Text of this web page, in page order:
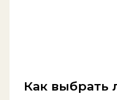
Как выбрать